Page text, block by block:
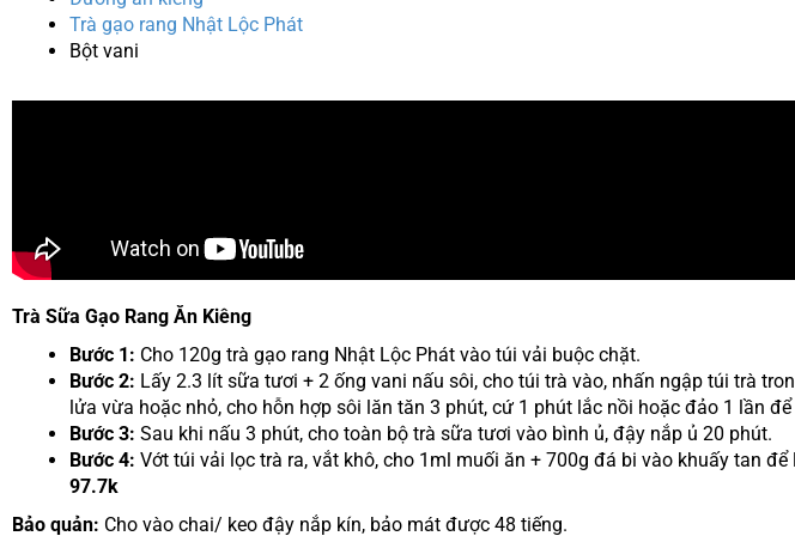
Trà gạo rang Nhật Lộc Phát
Bột vani
Trà Sữa Gạo Rang Ăn Kiêng
Bước 1: Cho 120g trà gạo rang Nhật Lộc Phát vào túi vải buộc chặt.
Bước 2: Lấy 2.3 lít sữa tươi + 2 ống vani nấu sôi, cho túi trà vào, nhấn ngập túi trà
lửa vừa hoặc nhỏ, cho hỗn hợp sôi lăn tăn 3 phút, cứ 1 phút lắc nồi hoặc đảo 1 lần
Bước 3: Sau khi nấu 3 phút, cho toàn bộ trà sữa tươi vào bình ủ, đậy nắp ủ 20 phút.
Bước 4: Vớt túi vải lọc trà ra, vắt khô, cho 1ml muối ăn + 700g đá bi vào khuấy tan
97.7k
Bảo quản: Cho vào chai/ keo đậy nắp kín, bảo mát được 48 tiếng.